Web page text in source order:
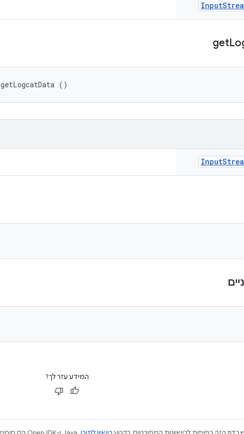
Input
get
getLogcatData ()
Input
המידע עזר לך?